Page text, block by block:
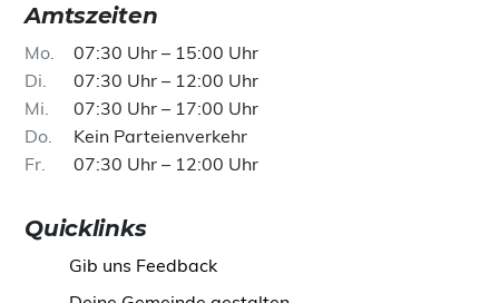
Amtszeiten
Mo
07:30 Uhr – 15:00 Uhr
Di
07:30 Uhr – 12:00 Uhr
Mi
07:30 Uhr – 17:00 Uhr
Do
Kein Parteienverkehr
Fr
07:30 Uhr – 12:00 Uhr
Quicklinks
Gib uns Feedback